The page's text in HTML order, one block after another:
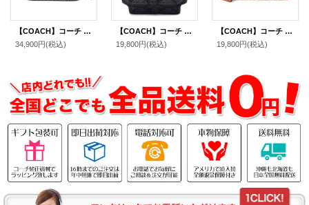
【COACH】コーチ ジャガード レザー シグネチャー 星 スター ジェイミー ミニ カメラバッグ クロスボディー ショルダーバッグ スモーク×ブラックマルチ（日本未発売）
34,900円(税込)
【COACH】コーチ コーティングキャンバス カーフレザー シグネチャー イヤホン airpods pro エアーポッズプロ ケース バッグチャーム キーホルダー チャコール（日本未発売）
19,800円(税込)
【COACH】コーチ カードケース ジャガード レザー シグネチャー エッセンシャル スモール ジップ アラウンド スクエア スリム コインケース ブラウンマルチ（日本未発売）
19,800円(税込)